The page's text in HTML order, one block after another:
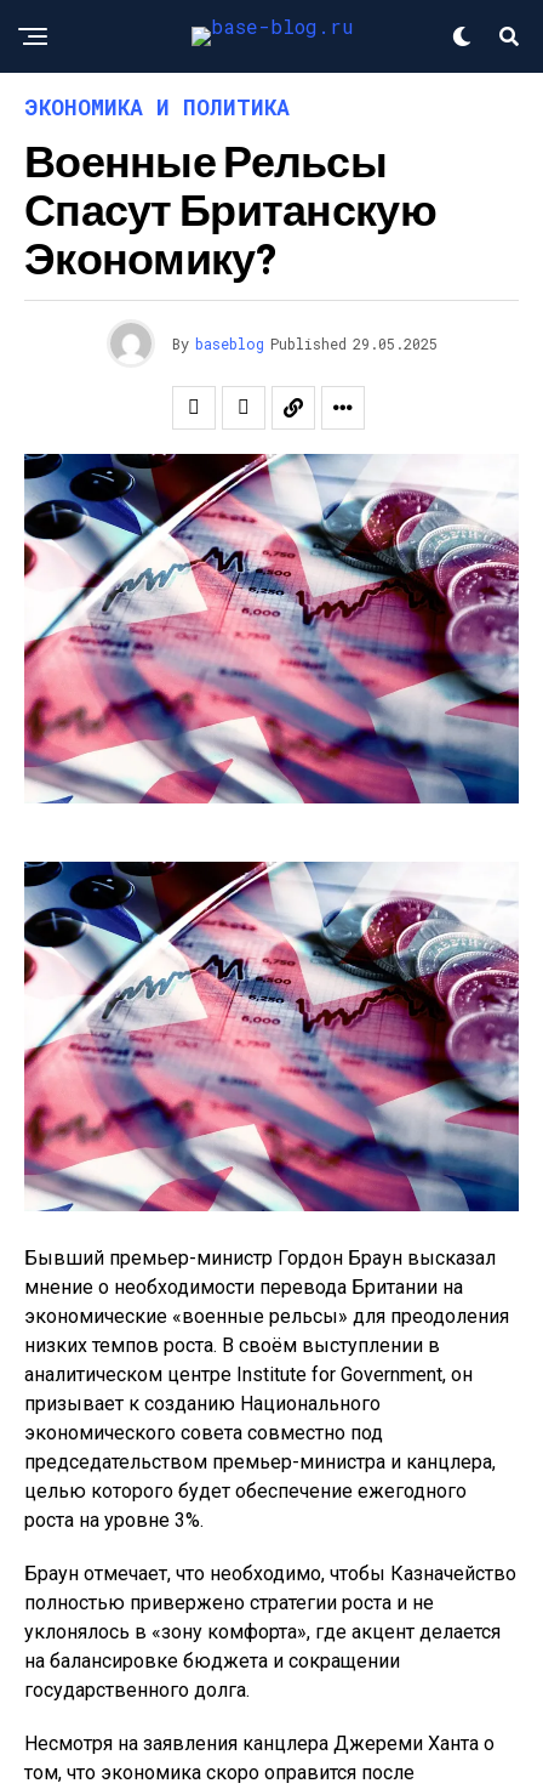
ЭКОНОМИКА И ПОЛИТИКА
Военные Рельсы
Спасут Британскую
Экономику?
By baseblog Published 29.05.2025
Бывший премьер-министр Гордон Браун высказал
мнение о необходимости перевода Британии на
экономические «военные рельсы» для преодоления
низких темпов роста. В своём выступлении в
аналитическом центре Institute for Government, он
призывает к созданию Национального
экономического совета совместно под
председательством премьер-министра и канцлера,
целью которого будет обеспечение ежегодного
роста на уровне 3%.
Браун отмечает, что необходимо, чтобы Казначейство
полностью привержено стратегии роста и не
уклонялось в «зону комфорта», где акцент делается
на балансировке бюджета и сокращении
государственного долга.
Несмотря на заявления канцлера Джереми Ханта о
том, что экономика скоро оправится после